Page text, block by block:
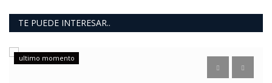
TE PUEDE INTERESAR..
ultimo momento